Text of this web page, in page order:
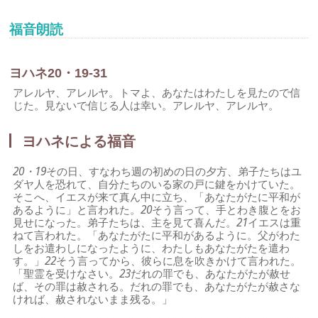
福音朗読
ヨハネ20・19-31
アレルヤ、アレルヤ。トマよ、あなたはわたしを見たので信
じた。見ないで信じる人は幸い。アレルヤ、アレルヤ。
ヨハネによる福音
20・19その日、すなわち週の初めの日の夕方、弟子たちはユ
ダヤ人を恐れて、自分たちのいる家の戸に鍵をかけていた。
そこへ、イエスが来て真ん中に立ち、「あなたがたに平和が
あるように」と言われた。20そう言って、手とわき腹とをお
見せになった。弟子たちは、主を見て喜んだ。21イエスは重
ねて言われた。「あなたがたに平和があるように。父がわた
しをお遣わしになったように、わたしもあなたがたを遣わ
す。」22そう言ってから、彼らに息を吹きかけて言われた。
「聖霊を受けなさい。23だれの罪でも、あなたがたが赦せ
ば、その罪は赦される。だれの罪でも、あなたがたが赦さな
ければ、赦されないまま残る。」